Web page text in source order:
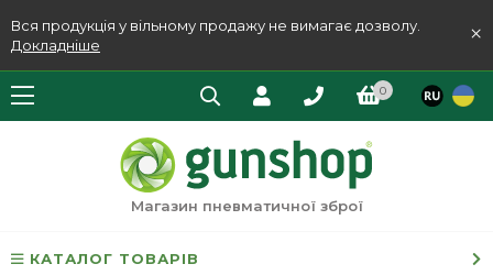
Вся продукція у вільному продажу не вимагає дозволу.
Докладніше
×
0
Магазин пневматичної зброї
КАТАЛОГ ТОВАРІВ